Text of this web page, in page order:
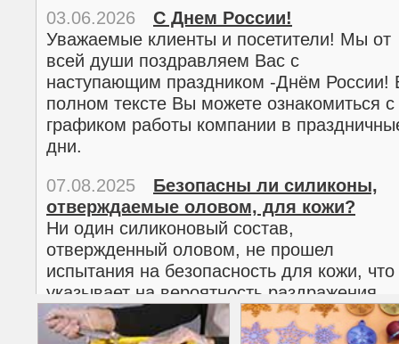
03.06.2026
С Днем России!
Уважаемые клиенты и посетители! Мы от
всей души поздравляем Вас с
наступающим праздником -Днём России!
полном тексте Вы можете ознакомиться с
графиком работы компании в
дни.
02.03.2026
С 8 марта!
Дорогие женщины!
Поздравляем Вас с наступающим
Международным женским днем 8 марта!
полном тексте можно ознакомиться с
графиком работы компании в
07.08.2025
Безопасны ли силиконы,
отверждаемые оловом, для кожи?
Ни один силиконовый состав,
отвержденный оловом, не прошел
испытания на безопасность для кожи, что
указывает на вероятность раздражения
кожи.